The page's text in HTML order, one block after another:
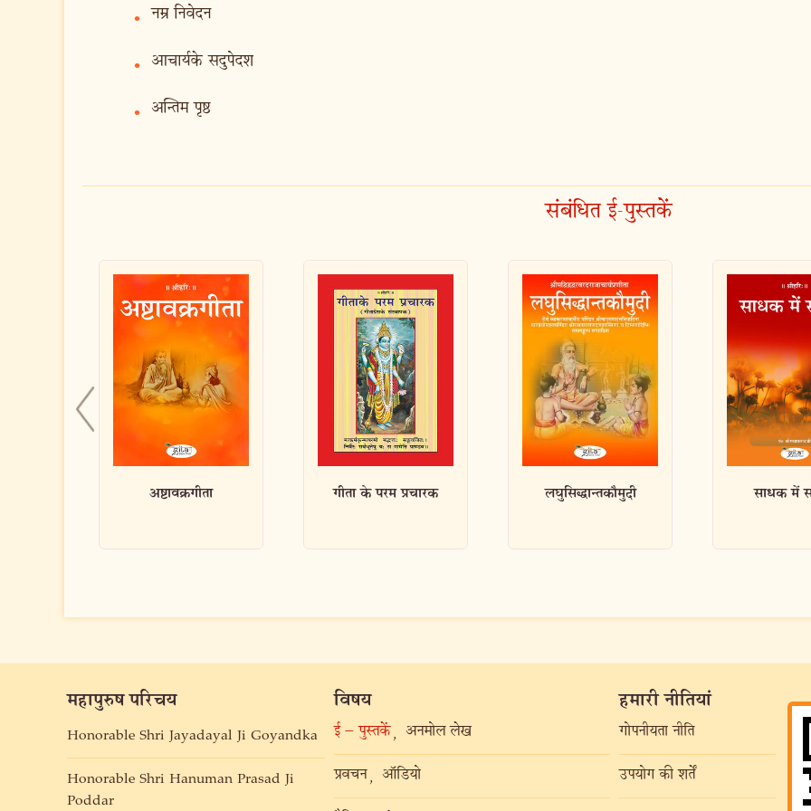
• नम्र निवेदन
• आचार्यके सदुपेदश
• अन्तिम पृष्ठ
संबंधित ई-पुस्तकें
गीता के परम प्रचारक लघुसिद्धान्तकौमुदी साधक में साधुता विवेक
महापुरुष परिचय
Honorable Shri Jayadayal Ji Goyandka
Honorable Shri Hanuman Prasad Ji
Poddar
विषय
ई – पुस्तकें , अनमोल लेख
प्रवचन , ऑडियो
हमारी नीतियां
गोपनीयता नीति
उपयोग की शर्तें